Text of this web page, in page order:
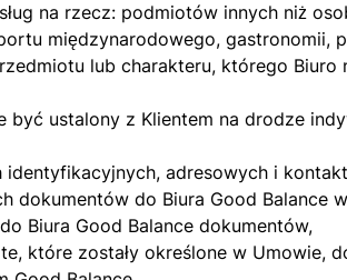
na rzecz: podmiotów innych niż
międzynarodowego, gastronomii,
lub charakteru, którego
ustalony z Klientem na drodze
adresowych i
dokumentów do Biura Good Balance
Biura Good Balance dokumentów,
które zostały określone w Umowie,